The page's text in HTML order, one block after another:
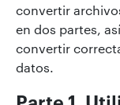
convertir
en dos partes,
convertir
datos.